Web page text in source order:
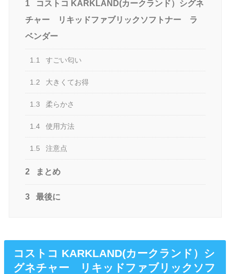
1
コストコ KARKLAND(カークランド）シグネ
チャー リキッドファブリックソフトナー ラ
ベンダー
1.1 すごい匂い
1.2 大きくてお得
1.3 柔らかさ
1.4 使用方法
1.5 注意点
2 まとめ
3 最後に
コストコ KARKLAND(カークランド）シ
グネチャー リキッドファブリックソフ